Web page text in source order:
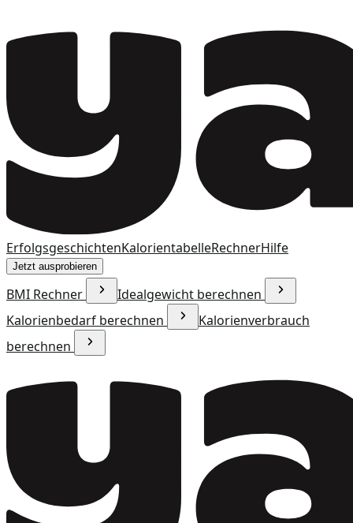
ErfolgsgeschichtenKalorientabelleRechnerHilfe
Jetzt ausprobieren
BMI Rechner
Idealgewicht berechnen
Kalorienbedarf berechnen
Kalorienverbrauch
berechnen